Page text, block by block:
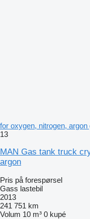
for oxygen, nitrogen,
13
MAN Gas tank truck
argon
Pris på forespørsel
Gass lastebil
2013
241 751 km
Volum 10 m³ 0 kupé